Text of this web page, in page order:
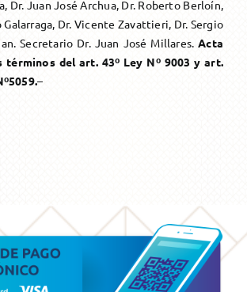
Dr. Juan José Archua, Dr. Roberto Berloín,
Galarraga, Dr. Vicente Zavattieri, Dr. Sergio
. Secretario Dr. Juan José Millares Acta
términos del art. 43º Ley Nº 9003 y art.
–